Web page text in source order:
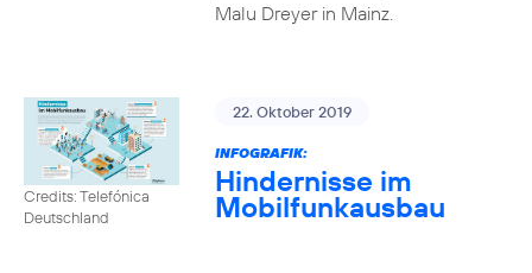
Malu Dreyer in Mainz.
Credits: Telefónica
Deutschland
22. Oktober 2019
INFOGRAFIK:
Hindernisse im
Mobilfunkausbau